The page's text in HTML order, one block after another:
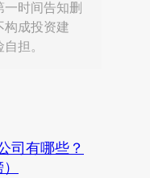
时间告知删
构成投资建
担。
司有哪些？